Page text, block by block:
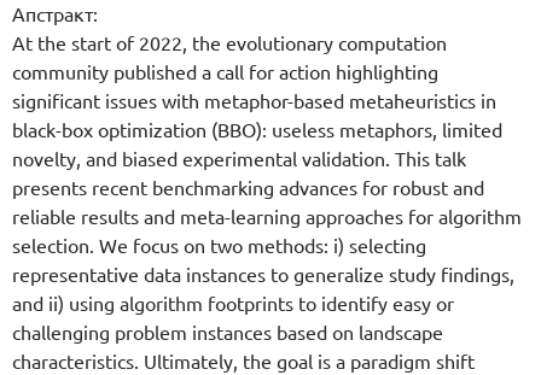
Апстракт:
At the start of 2022, the evolutionary computation
community published a call for action highlighting
significant issues with metaphor-based metaheuristics in
black-box optimization (BBO): useless metaphors, limited
novelty, and biased experimental validation. This talk
presents recent benchmarking advances for robust and
reliable results and meta-learning approaches for algorithm
selection. We focus on two methods: i) selecting
representative data instances to generalize study findings,
and ii) using algorithm footprints to identify easy or
challenging problem instances based on landscape
characteristics. Ultimately, the goal is a paradigm shift